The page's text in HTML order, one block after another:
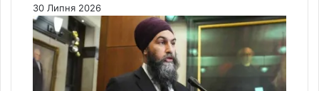
30 Липня 2026